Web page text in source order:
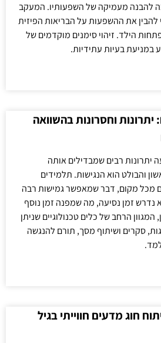
להבנה מעמיקה של השפעותיו. המעקב
להבין את ההשפעות על הבריאות הפיזית
הילד. זיהוי סימנים מוקדמים של
במניעת בעיות עתידיות.
וחסרונות בהשוואה
יתרונות רבים שמבדילים אותה
והבולט הוא הנגישות. תלמידים
מכל מקום, דבר שמאפשר גמישות רבה
זמן נסיעה, מה שמפנה זמן נוסף
המגוון הרחב של כלים טכנולוגיים שניתן
סקרים ושיתוף מסך, תורם להנגשה
חוג מדעים חווייתי בגיל